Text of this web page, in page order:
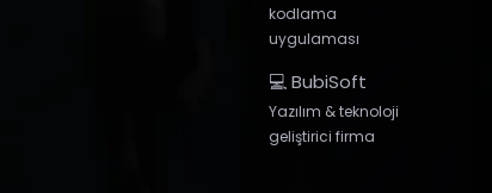
kodlama
uygulaması
💻 BubiSoft
Yazılım & teknoloji
geliştirici firma